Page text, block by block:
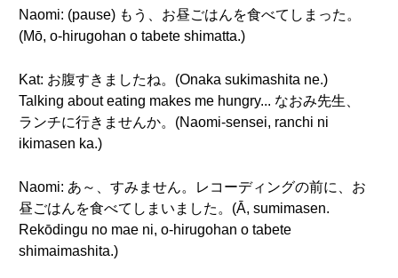
Naomi: (pause) もう、お昼ごはんを食べてしまった。
(Mō, o-hirugohan o tabete shimatta.)
Kat: お腹すきましたね。(Onaka sukimashita ne.)
Talking about eating makes me hungry... なおみ先生、
ランチに行きませんか。(Naomi-sensei, ranchi ni
ikimasen ka.)
Naomi: あ～、すみません。レコーディングの前に、お
昼ごはんを食べてしまいました。(Ā, sumimasen.
Rekōdingu no mae ni, o-hirugohan o tabete
shimaimashita.)